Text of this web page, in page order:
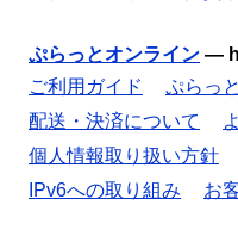
ぷらっとオンライン —
ご利用ガイド
ぷらっ
配送・決済について
個人情報取り扱い方針
IPv6への取り組み
お